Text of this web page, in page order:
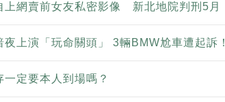
上網賣前女友私密影像 新北地院判刑5月
夜上演「玩命關頭」 3輛BMW尬車遭起訴！
一定要本人到場嗎？